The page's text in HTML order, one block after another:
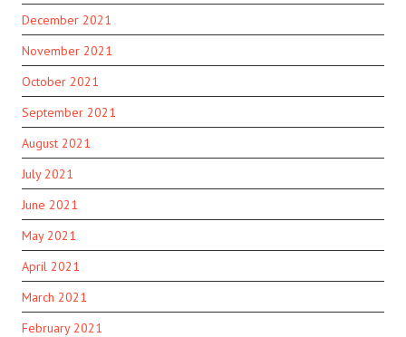
December 2021
November 2021
October 2021
September 2021
August 2021
July 2021
June 2021
May 2021
April 2021
March 2021
February 2021